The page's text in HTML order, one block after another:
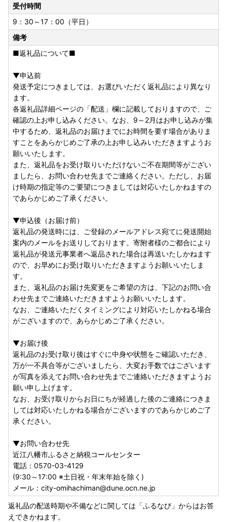
受付時間
9：30～17：00（平日）
備考
■返礼品について■
▼申込前
発送予定につきましては、お選びいただく返礼品により異なり
ます。
各返礼品詳細ページの「配送」欄に記載しておりますので、ご
確認の上お申し込みください。なお、9～2月はお申し込みが集
中するため、返礼品のお届けまでにお時間を要す場合がありま
すことをあらかじめご了承の上お申し込みいただきますようお
願いいたします。
また、返礼品をお受け取りいただけないご不在期間等がござい
ましたら、お問い合わせ先までご連絡ください。ただし、お届
け時期の指定等のご要望につきましては対応いたしかねますの
であらかじめご了承ください。
▼申込後（お届け前）
返礼品の発送時には、ご登録のメールアドレス宛てに発送開始
案内のメールをお送りしております。寄附者様のご都合により
返礼品が発送元事業者へ返品された場合は再送いたしかねます
ので、お早めにお受け取りいただきますようお願いいたしま
す。
また、返礼品のお届け先変更をご希望の方は、下記のお問い合
わせ先までご連絡いただきますようお願いいたします。
なお、ご連絡いただくタイミングにより対応いたしかねる場合
がございますので、あらかじめご了承ください。
▼お届け後
返礼品のお受け取り後はすぐに中身や状態をご確認いただき、
万が一不具合等がございましたら、大変お手数ではございます
が写真を添えてお問い合わせ先までご連絡いただきますようお
願い申し上げます。
なお、お受け取りからお日にちが経過した後のご連絡につきま
しては対応いたしかねる場合がございますのであらかじめご了
承ください。
▼お問い合わせ先
近江八幡市ふるさと納税コールセンター
電話：0570-03-4129
(9:30～17:00 ※土日祝・年末年始を除く)
メール：city-omihachiman@dune.ocn.ne.jp
返礼品の配送時期や不備などに関しては「ふるなび」からはお答
えできかねます。